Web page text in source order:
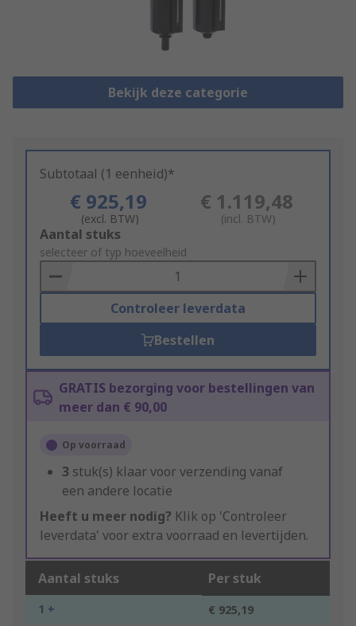
Bekijk deze categorie
Subtotaal (1 eenheid)*
€ 925,19
(excl. BTW)
€ 1.119,48
(incl. BTW)
Add
to
Basket
Aantal stuks
selecteer of typ hoeveelheid
Controleer leverdata
Bestellen
GRATIS bezorging voor bestellingen van
meer dan € 90,00
Op voorraad
3 stuk(s) klaar voor verzending vanaf
een andere locatie
Heeft u meer nodig? Klik op 'Controleer
leverdata' voor extra voorraad en levertijden.
Aantal stuks Per stuk
1 + € 925,19